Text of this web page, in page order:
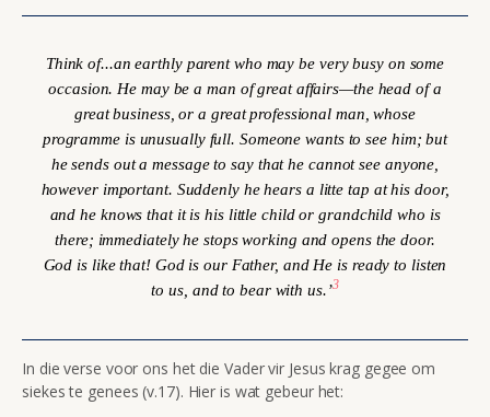
Think of...an earthly parent who may be very busy on some
occasion. He may be a man of great affairs—the head of a
great business, or a great professional man, whose
programme is unusually full. Someone wants to see him; but
he sends out a message to say that he cannot see anyone,
however important. Suddenly he hears a litte tap at his door,
and he knows that it is his little child or grandchild who is
there; immediately he stops working and opens the door.
God is like that! God is our Father, and He is ready to listen
to us, and to bear with us.’3
In die verse voor ons het die Vader vir Jesus krag gegee om
siekes te genees (v.17). Hier is wat gebeur het: